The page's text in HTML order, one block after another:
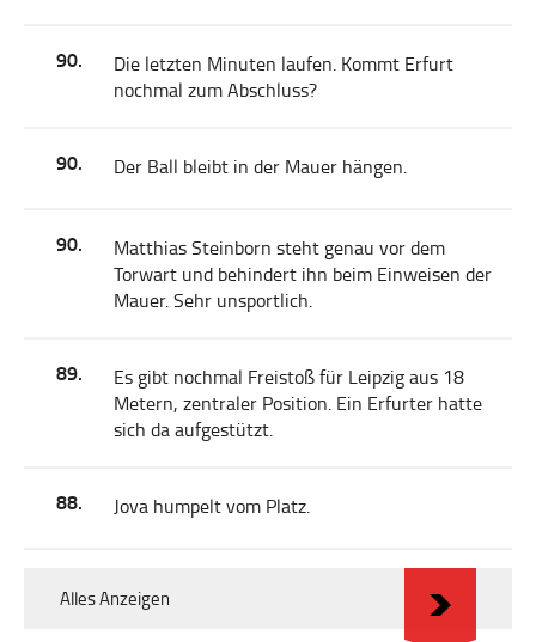
90.
Die letzten Minuten laufen. Kommt Erfurt
nochmal zum Abschluss?
90. Der Ball bleibt in der Mauer hängen.
90.
Matthias Steinborn steht genau vor dem
Torwart und behindert ihn beim Einweisen der
Mauer. Sehr unsportlich.
89.
Es gibt nochmal Freistoß für Leipzig aus 18
Metern, zentraler Position. Ein Erfurter hatte
sich da aufgestützt.
88. Jova humpelt vom Platz.
Alles Anzeigen